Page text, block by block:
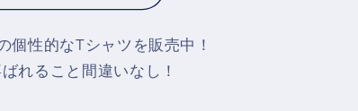
個性的なTシャツを販売中！
れること間違いなし！